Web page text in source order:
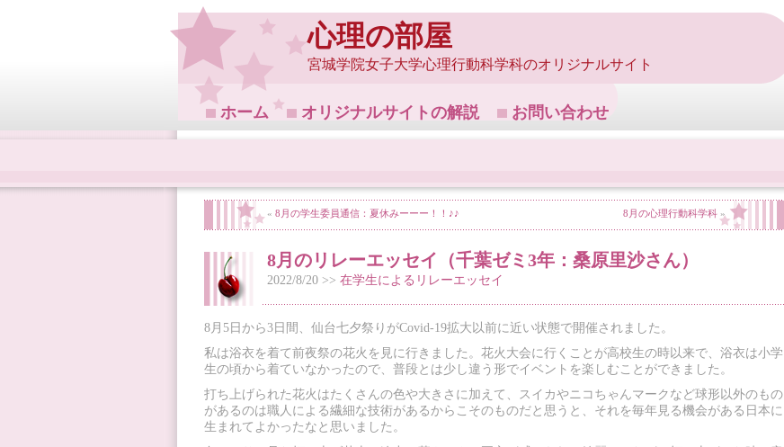
心理の部屋
宮城学院女子大学心理行動科学科のオリジナルサイト
ホーム オリジナルサイトの解説 お問い合わせ
« 8月の学生委員通信：夏休みーーー！！♪♪ 8月の心理行動科学科 »
8月のリレーエッセイ（千葉ゼミ3年：桑原里沙さん）
2022/8/20 >> 在学生によるリレーエッセイ
8月5日から3日間、仙台七夕祭りがCovid-19拡大以前に近い状態で開催されました。
私は浴衣を着て前夜祭の花火を見に行きました。花火大会に行くことが高校生の時以来で、浴衣は小学
生の頃から着ていなかったので、普段とは少し違う形でイベントを楽しむことができました。
打ち上げられた花火はたくさんの色や大きさに加えて、スイカやニコちゃんマークなど球形以外のもの
があるのは職人による繊細な技術があるからこそのものだと思うと、それを毎年見る機会がある日本に
生まれてよかったなと思いました。